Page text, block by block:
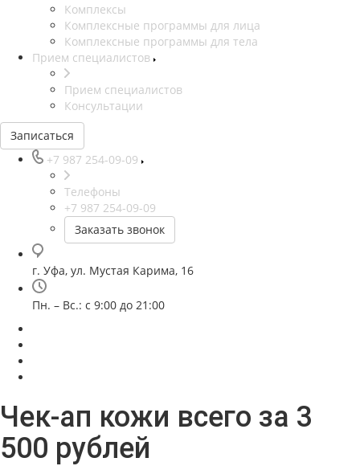
Комплексы
Комплексные программы для лица
Комплексные программы для тела
Прием специалистов
Прием специалистов
Консультации
Записаться
+7 987 254-09-09
Телефоны
+7 987 254-09-09
Заказать звонок
г. Уфа, ул. Мустая Карима, 16
Пн. – Вс.: с 9:00 до 21:00
Чек-ап кожи всего за 3
500 рублей